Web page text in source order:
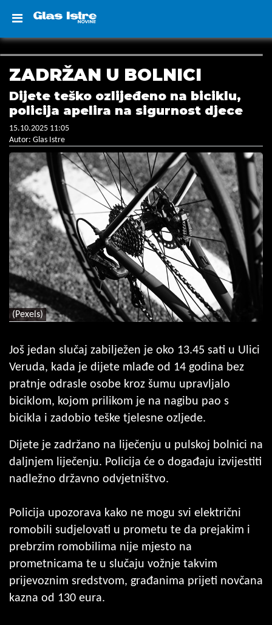
ZADRŽAN U BOLNICI
Dijete teško ozlijeđeno na biciklu,
policija apelira na sigurnost djece
15.10.2025 11:05
Autor: Glas Istre
(Pexels)
Još jedan slučaj zabilježen je oko 13.45 sati u Ulici
Veruda, kada je dijete mlađe od 14 godina bez
pratnje odrasle osobe kroz šumu upravljalo
biciklom, kojom prilikom je na nagibu pao s
bicikla i zadobio teške tjelesne ozljede.
Dijete je zadržano na liječenju u pulskoj bolnici na
daljnjem liječenju. Policija će o događaju izvijestiti
nadležno državno odvjetništvo.
Policija upozorava kako ne mogu svi električni
romobili sudjelovati u prometu te da prejakim i
prebrzim romobilima nije mjesto na
prometnicama te u slučaju vožnje takvim
prijevoznim sredstvom, građanima prijeti novčana
kazna od 130 eura.